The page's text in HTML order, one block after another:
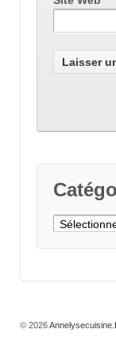
Catégories
© 2026